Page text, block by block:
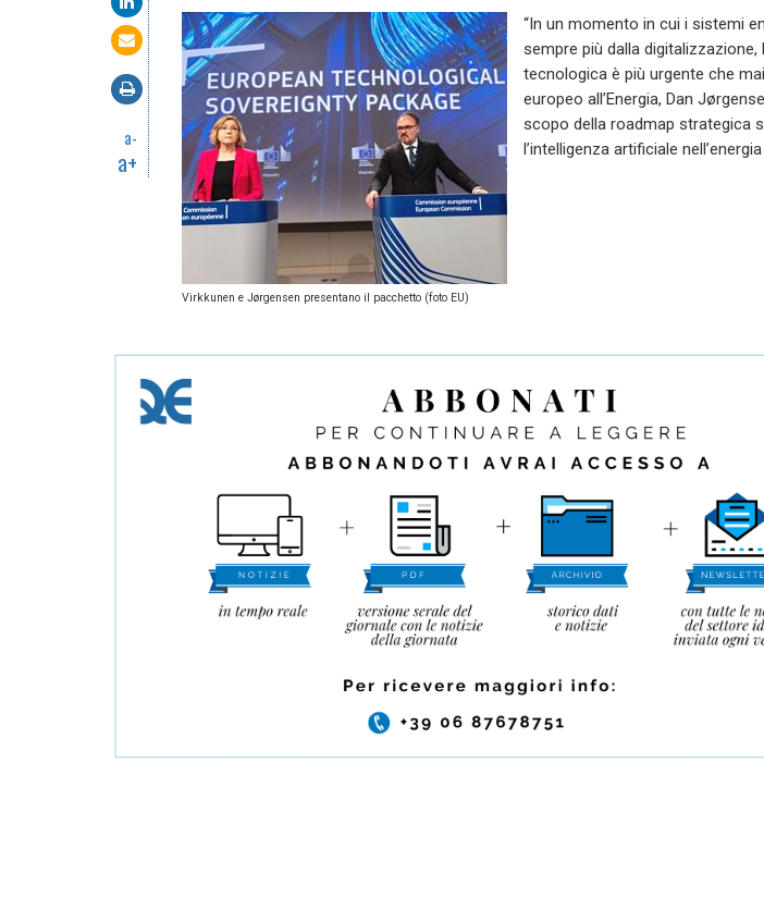
a-
a+
Virkkunen e Jørgensen presentano il pacchetto (foto EU)
“In un momento in cui i sistemi
sempre più dalla digitalizzazione,
tecnologica è più urgente che
europeo all’Energia, Dan
scopo della roadmap strategica
l’intelligenza artificiale nell’energia